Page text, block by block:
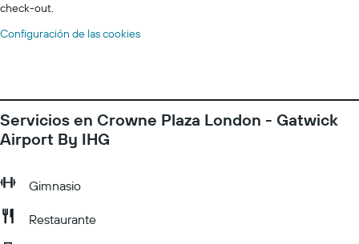
check-out.
Configuración de las cookies
Servicios en Crowne Plaza London - Gatwick
Airport By IHG
Gimnasio
Restaurante